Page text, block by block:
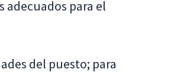
adecuados para el
del puesto; para